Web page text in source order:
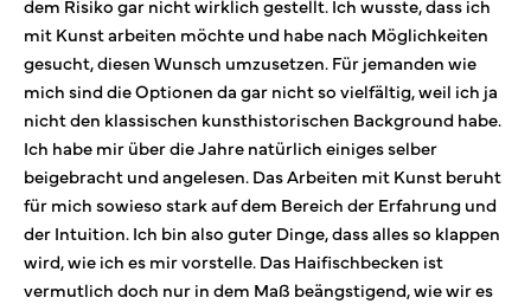
dem Risiko gar nicht wirklich gestellt. Ich wusste, dass ich
mit Kunst arbeiten möchte und habe nach Möglichkeiten
gesucht, diesen Wunsch umzusetzen. Für jemanden wie
mich sind die Optionen da gar nicht so vielfältig, weil ich ja
nicht den klassischen kunsthistorischen Background habe.
Ich habe mir über die Jahre natürlich einiges selber
beigebracht und angelesen. Das Arbeiten mit Kunst beruht
für mich sowieso stark auf dem Bereich der Erfahrung und
der Intuition. Ich bin also guter Dinge, dass alles so klappen
wird, wie ich es mir vorstelle. Das Haifischbecken ist
vermutlich doch nur in dem Maß beängstigend, wie wir es